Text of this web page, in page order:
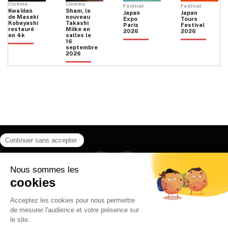
Cinéma
Kwaïdan
de Masaki
Kobayashi
restauré
en 4k
Cinéma
Sham, le
nouveau
Takashi
Miike en
salles le
16
septembre
2026
Festival
Japan
Expo
Paris
2026
Festival
Japan
Tours
Festival
2026
Instagram
CONTACT
POLITIQUE DE CONFIDENTIALITÉ